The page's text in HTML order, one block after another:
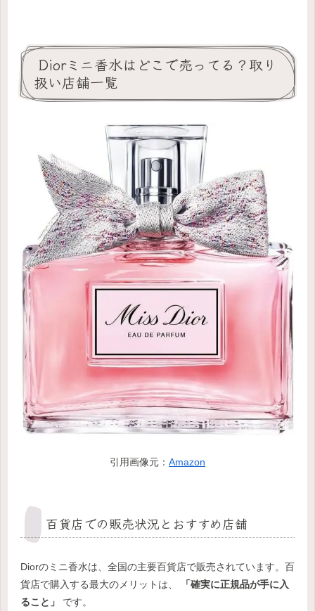
Diorミニ香水はどこで売ってる？取り
扱い店舗一覧
引用画像元： Amazon
百貨店での販売状況とおすすめ店舗
Diorのミニ香水は、全国の主要百貨店で販売されています。百
貨店で購入する最大のメリットは、
「確実に正規品が手に入
ること」
です。